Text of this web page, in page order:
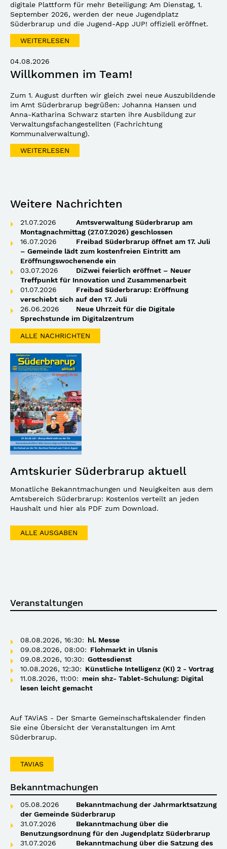
digitale Plattform für mehr Beteiligung: Am Dienstag, 1.
September 2026, werden der neue Jugendplatz
Süderbrarup und die Jugend-App JUP! offiziell eröffnet.
WEITERLESEN
04.08.2026
Willkommen im Team!
Zum 1. August durften wir gleich zwei neue Auszubildende
im Amt Süderbrarup begrüßen: Johanna Hansen und
Anna-Katharina Schwarz starten ihre Ausbildung zur
Verwaltungsfachangestellten (Fachrichtung
Kommunalverwaltung).
WEITERLESEN
Weitere Nachrichten
21.07.2026
Amtsverwaltung Süderbrarup am
Montagnachmittag (27.07.2026) geschlossen
16.07.2026
Freibad Süderbrarup öffnet am 17. Juli
– Gemeinde lädt zum kostenfreien Eintritt am
Eröffnungswochenende ein
03.07.2026
DiZwei feierlich eröffnet – Neuer
Treffpunkt für Innovation und Zusammenarbeit
01.07.2026
Freibad Süderbrarup: Eröffnung
verschiebt sich auf den 17. Juli
26.06.2026
Neue Uhrzeit für die Digitale
Sprechstunde im Digitalzentrum
ALLE NACHRICHTEN
Amtskurier Süderbrarup aktuell
Monatliche Bekanntmachungen und Neuigkeiten aus dem
Amtsbereich Süderbrarup: Kostenlos verteilt an jeden
Haushalt und hier als PDF zum Download.
ALLE AUSGABEN
Veranstaltungen
08.08.2026, 16:30: hl. Messe
09.08.2026, 08:00: Flohmarkt in Ulsnis
09.08.2026, 10:30: Gottesdienst
10.08.2026, 12:30: Künstliche Intelligenz (KI) 2 - Vortrag
11.08.2026, 11:00: mein shz- Tablet-Schulung: Digital
lesen leicht gemacht
Auf TAViAS - Der Smarte Gemeinschaftskalender finden
Sie eine Übersicht der Veranstaltungen im Amt
Süderbrarup.
TAVIAS
Bekanntmachungen
05.08.2026
Bekanntmachung der Jahrmarktsatzung
der Gemeinde Süderbrarup
31.07.2026
Bekanntmachung über die
Benutzungsordnung für den Jugendplatz Süderbrarup
31.07.2026
Bekanntmachung über die Satzung des